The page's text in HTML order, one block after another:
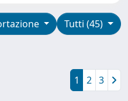
Tutti (45)
1 2 3